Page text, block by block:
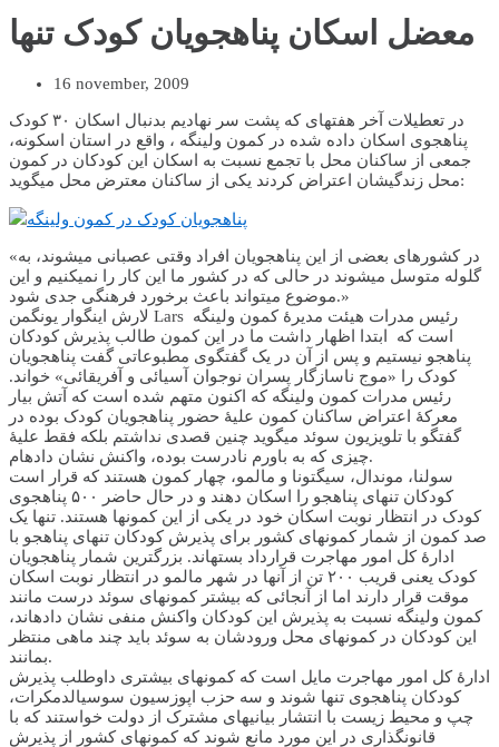
معضل اسکان پناهجویان کودک تنها
16 november, 2009
در تعطیلات آخر هفته­ای که پشت سر نهادیم بدنبال اسکان ۳۰ کودک
پناهجوی اسکان داده شده در کمون ولینگه ، واقع در استان اسکونه،
جمعی از ساکنان محل با تجمع نسبت به اسکان این کودکان در کمون
محل زندگیشان اعتراض کردند یکی از ساکنان معترض محل می­گوید:
پناهجویان کودک در کمون ولینگه
«در کشورهای بعضی از این پناهجویان افراد وقتی عصبانی می­شوند، به
گلوله متوسل می­شوند در حالی که در کشور ما این کار را نمی­کنیم و این
موضوع می­تواند باعث برخورد فرهنگی جدی شود.»
لارش اینگوار یونگ­من Lars رئیس مدرات هیئت مدیرۀ کمون ولینگه
است که ابتدا اظهار داشت ما در این کمون طالب پذیرش کودکان
پناهجو نیستیم و پس از آن در یک گفتگوی مطبوعاتی گفت پناهجویان
کودک را «موج ناسازگار پسران نوجوان آسیائی و آفریقائی» خواند.
رئیس مدرات کمون ولینگه که اکنون متهم شده است که آتش بیار
معرکۀ اعتراض ساکنان کمون علیۀ حضور پناهجویان کودک بوده در
گفتگو با تلویزیون سوئد می­گوید چنین قصدی نداشتم بلکه فقط علیۀ
چیزی که به باورم نادرست بوده، واکنش نشان داده­ام.
سولنا، موندال، سیگتونا و مالمو، چهار کمون هستند که قرار است
کودکان تنهای پناهجو را اسکان دهند و در حال حاضر ۵۰۰ پناهجوی
کودک در انتظار نوبت اسکان خود در یکی از این کمون­ها هستند. تنها یک
صد کمون از شمار کمون­های کشور برای پذیرش کودکان تنهای پناهجو با
ادارۀ کل امور مهاجرت قرارداد بسته­اند. بزرگترین شمار پناهجویان
کودک یعنی قریب ۲۰۰ تن از آنها در شهر مالمو در انتظار نوبت اسکان
موقت قرار دارند اما از آنجائی که بیشتر کمون­های سوئد درست مانند
کمون ولینگه نسبت به پذیرش این کودکان واکنش منفی نشان داده­اند،
این کودکان در کمون­های محل ورودشان به سوئد باید چند ماهی منتظر
بمانند.
ادارۀ کل امور مهاجرت مایل است که کمون­های بیشتری داوطلب پذیرش
کودکان پناهجوی تنها شوند و سه حزب اپوزسیون سوسیال­دمکرات،
چپ و محیط زیست با انتشار بیانیه­ای مشترک از دولت خواستند که با
قانونگذاری در این مورد مانع شوند که کمون­های کشور از پذیرش